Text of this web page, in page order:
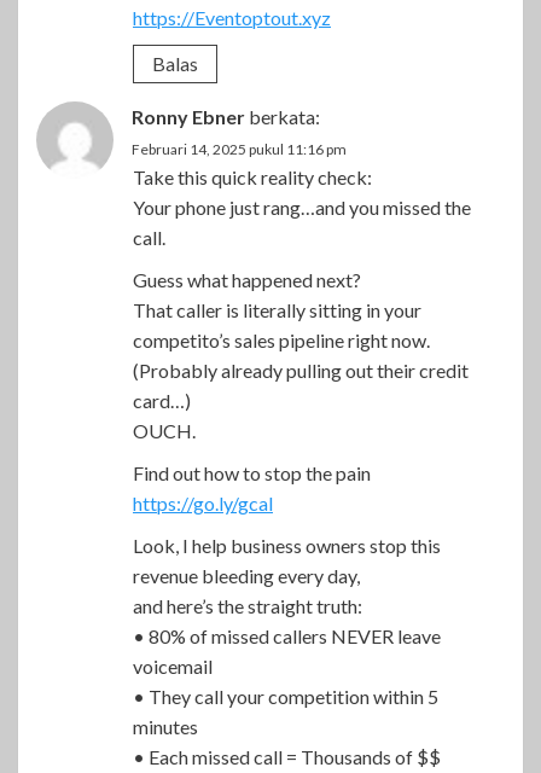
https://Eventoptout.xyz
Balas
Ronny Ebner berkata:
Februari 14, 2025 pukul 11:16 pm
Take this quick reality check:
Your phone just rang…and you missed the
call.
Guess what happened next?
That caller is literally sitting in your
competito’s sales pipeline right now.
(Probably already pulling out their credit
card…)
OUCH.
Find out how to stop the pain
https://go.ly/gcal
Look, I help business owners stop this
revenue bleeding every day,
and here’s the straight truth:
• 80% of missed callers NEVER leave
voicemail
• They call your competition within 5
minutes
• Each missed call = Thousands of $$